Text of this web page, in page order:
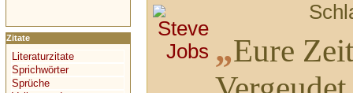
„Eure
Zitate
Literaturzitate
Sprichwörter
Sprüche